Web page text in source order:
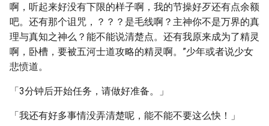
啊，听起来好没有下限的样子啊，我的节操好歹还有点余额
吧。还有那个诅咒，？？？是毛线啊？主神你不是万界的真
理与真知之神么？能不能说清楚点。还有我原来成为了精灵
啊，卧槽，要被五河士道攻略的精灵啊。”少年或者说少女
悲愤道。
「3分钟后开始任务，请做好准备。」
「我还有好多事情没弄清楚呢，能不能不要这么快！」